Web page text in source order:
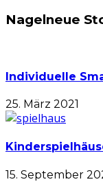
Nagelneue
Individuelle
25. März 2021
15. September